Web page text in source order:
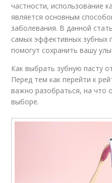
Пасты для здоровья
Пасты без фтора
частности, использование
является основным
заболевания. В данной
самых эффективных зубных
помогут сохранить вашу
Как выбрать зубную пасту
Перед тем как перейти к
важно разобраться, на что
выборе.